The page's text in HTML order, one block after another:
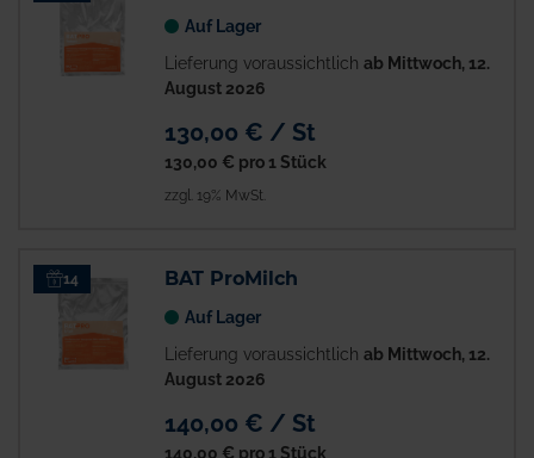
Auf Lager
Lieferung voraussichtlich ab Mittwoch, 12.
August 2026
130,00 € / St
130,00 € pro 1 Stück
zzgl. 19% MwSt.
14 BAT ProMilch
Auf Lager
Lieferung voraussichtlich ab Mittwoch, 12.
August 2026
140,00 € / St
140,00 € pro 1 Stück